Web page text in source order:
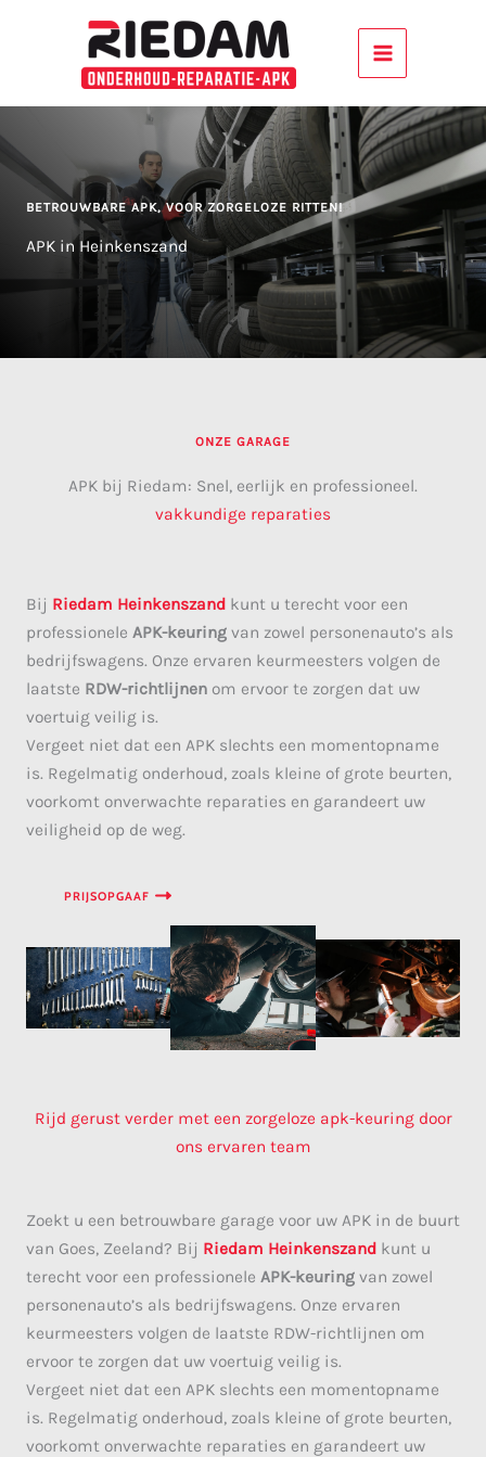
BETROUWBARE APK, VOOR ZORGELOZE RITTEN!
APK in Heinkenszand
ONZE GARAGE
APK bij Riedam: Snel, eerlijk en professioneel.
vakkundige reparaties
Bij Riedam Heinkenszand kunt u terecht voor een
professionele APK-keuring van zowel personenauto’s als
bedrijfswagens. Onze ervaren keurmeesters volgen de
laatste RDW-richtlijnen om ervoor te zorgen dat uw
voertuig veilig is.
Vergeet niet dat een APK slechts een momentopname
is. Regelmatig onderhoud, zoals kleine of grote beurten,
voorkomt onverwachte reparaties en garandeert uw
veiligheid op de weg.
PRIJSOPGAAF
Rijd gerust verder met een zorgeloze apk-keuring door
ons ervaren team
Zoekt u een betrouwbare garage voor uw APK in de buurt
van Goes, Zeeland? Bij Riedam Heinkenszand kunt u
terecht voor een professionele APK-keuring van zowel
personenauto’s als bedrijfswagens. Onze ervaren
keurmeesters volgen de laatste RDW-richtlijnen om
ervoor te zorgen dat uw voertuig veilig is.
Vergeet niet dat een APK slechts een momentopname
is. Regelmatig onderhoud, zoals kleine of grote beurten,
voorkomt onverwachte reparaties en garandeert uw